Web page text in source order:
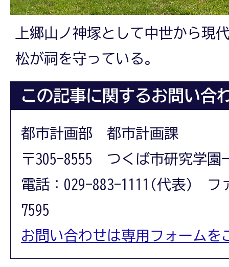
上郷山ノ神塚として中世から現
松が祠を守っている。
この記事に関するお問い合
都市計画部 都市計画課
〒305-8555 つくば市研究学園
電話：029-883-1111(代表) フ
7595
お問い合わせは専用フォームを